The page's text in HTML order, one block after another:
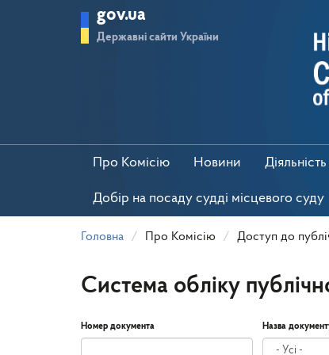
gov.ua
Державні сайти України
Про Комісію Новини Діяльність
Добір на посаду судді місцевого суду
Головна Про Комісію Доступ до
Система обліку
Номер документа Назва